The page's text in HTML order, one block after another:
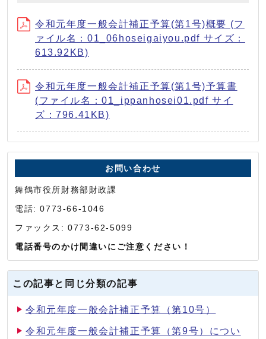
令和元年度一般会計補正予算(第1号)概要 (フ
ァイル名：01_06hoseigaiyou.pdf サイズ：
613.92KB)
令和元年度一般会計補正予算(第1号)予算書
(ファイル名：01_ippanhosei01.pdf サイ
ズ：796.41KB)
お問い合わせ
舞鶴市役所財務部財政課
電話: 0773-66-1046
ファックス: 0773-62-5099
電話番号のかけ間違いにご注意ください！
この記事と同じ分類の記事
令和元年度一般会計補正予算（第10号）
令和元年度一般会計補正予算（第9号）につい